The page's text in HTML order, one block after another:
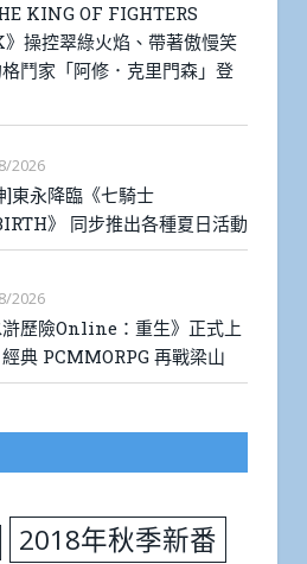
KING OF FIGHTERS
操控翠綠火焰、帶著傲慢笑
鬥家「阿修．克里門森」登
2026
]東永降臨《七騎士
》 同步推出各種夏日活動
2026
滸歷險Online：重生》正式上
典 PCMMORPG 再戰梁山
2018年秋季新番